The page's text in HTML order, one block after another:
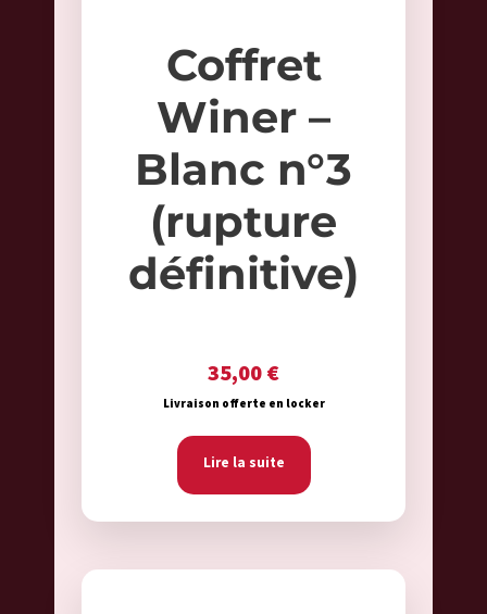
Coffret
Winer –
Blanc n°3
(rupture
définitive)
35,00 €
Livraison offerte en locker
Lire la suite